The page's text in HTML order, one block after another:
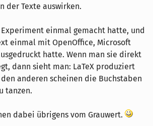
der Texte auswirken.
einmal gemacht hatte, und
einmal mit OpenOffice, Microsoft
hatte. Wenn man sie direkt
dann sieht man: LaTeX produziert
anderen scheinen die Buchstaben
tanzen.
dabei übrigens vom Grauwert.